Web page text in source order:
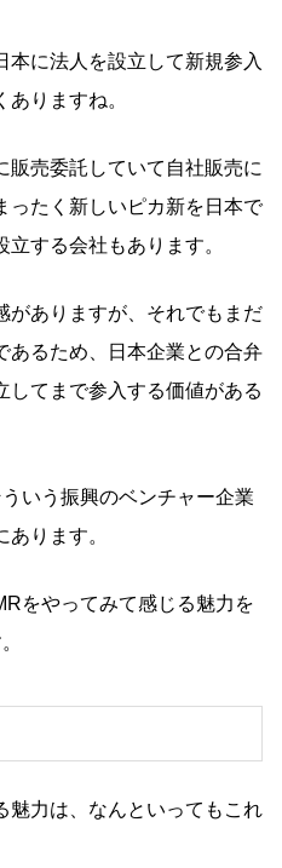
本に法人を設立して新規参入
りますね。
販売委託していて自社販売に
ったく新しいピカ新を日本で
する会社もあります。
がありますが、それでもまだ
あるため、日本企業との合弁
してまで参入する価値がある
いう振興のベンチャー企業
ります。
をやってみて感じる魅力を
魅力は、なんといってもこれ